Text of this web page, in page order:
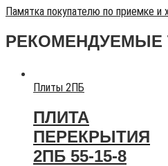
Памятка покупателю по приемке и
РЕКОМЕНДУЕМЫЕ
Плиты 2ПБ
ПЛИТА
ПЕРЕКРЫТИЯ
2ПБ 55-15-8